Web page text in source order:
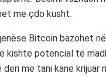
me çdo kusht.
Bitcoin bazohet
kishte potencial të
deri më tani kanë krijuar